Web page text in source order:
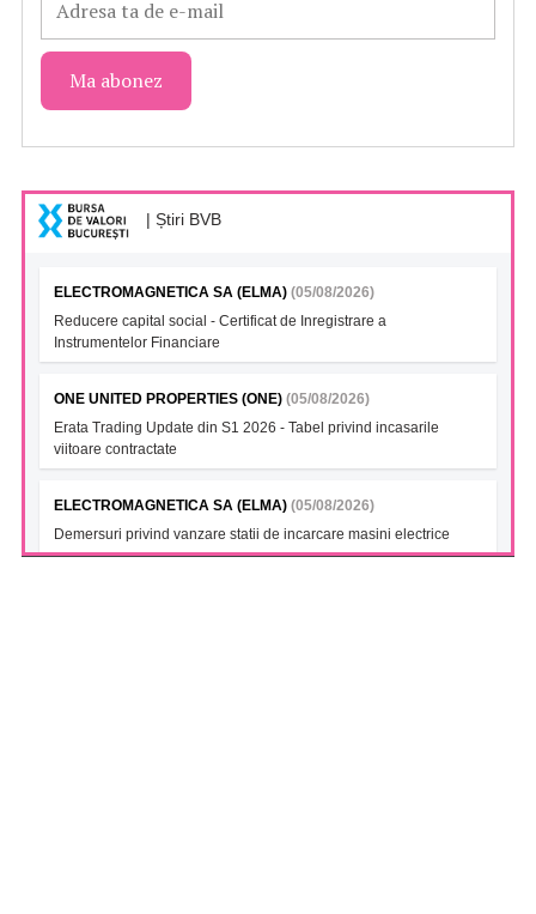
| Știri BVB
ELECTROMAGNETICA SA (ELMA) (05/08/2026)
Reducere capital social - Certificat de Inregistrare a
Instrumentelor Financiare
ONE UNITED PROPERTIES (ONE) (05/08/2026)
Erata Trading Update din S1 2026 - Tabel privind incasarile
viitoare contractate
ELECTROMAGNETICA SA (ELMA) (05/08/2026)
Demersuri privind vanzare statii de incarcare masini electrice